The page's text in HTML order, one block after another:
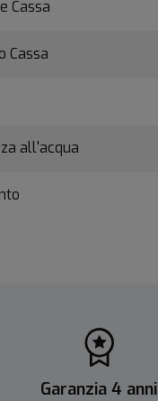
Cassa
Cassa
all'acqua
Garanzia 4 anni